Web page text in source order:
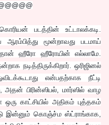
படத்தின் உட்டாலக்கடி.
ஆரம்பித்து மூன்றாவது படமாய்
ஹீரோ ஹீரோயின் எல்லாமே.
நடித்திருக்கிறார். ஒரிஜினல்
என்பதற்காக நீட்டி
பிரின்ஸிபல், மார்ஸில் வாழ
காட்சியில் அதிகம் புத்தகம்
இன்னும் கொஞ்ச்ம ஸ்ட்ராங்காக,